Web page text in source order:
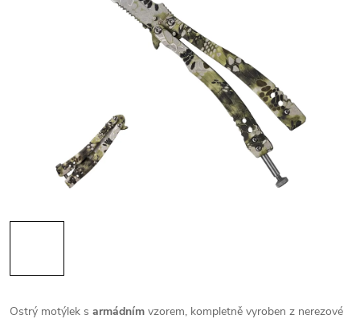
Ostrý motýlek s armádním vzorem, kompletně vyroben z nerezové